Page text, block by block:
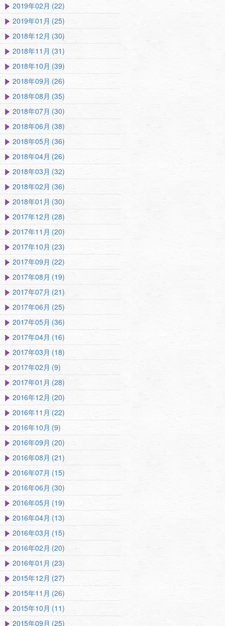
2019年02月 (22)
2019年01月 (25)
2018年12月 (30)
2018年11月 (31)
2018年10月 (39)
2018年09月 (26)
2018年08月 (35)
2018年07月 (30)
2018年06月 (38)
2018年05月 (36)
2018年04月 (26)
2018年03月 (32)
2018年02月 (36)
2018年01月 (30)
2017年12月 (28)
2017年11月 (20)
2017年10月 (23)
2017年09月 (22)
2017年08月 (19)
2017年07月 (21)
2017年06月 (25)
2017年05月 (36)
2017年04月 (16)
2017年03月 (18)
2017年02月 (9)
2017年01月 (28)
2016年12月 (20)
2016年11月 (22)
2016年10月 (9)
2016年09月 (20)
2016年08月 (21)
2016年07月 (15)
2016年06月 (30)
2016年05月 (19)
2016年04月 (13)
2016年03月 (15)
2016年02月 (20)
2016年01月 (23)
2015年12月 (27)
2015年11月 (26)
2015年10月 (11)
2015年09月 (25)